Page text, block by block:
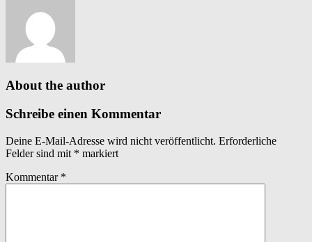
About the author
Schreibe einen Kommentar
Deine E-Mail-Adresse wird nicht veröffentlicht. Erforderliche
Felder sind mit * markiert
Kommentar *